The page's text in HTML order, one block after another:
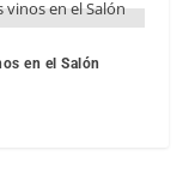
en el Salón